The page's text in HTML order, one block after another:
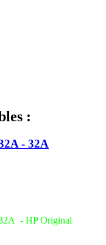
:
- 32A
- HP Original